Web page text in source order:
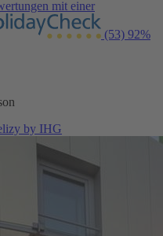
mit einer
(53) 92%
by IHG